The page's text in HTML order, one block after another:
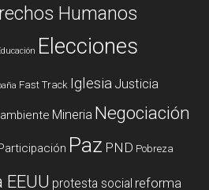
Humanos
Elecciones
Fast Track Iglesia Justicia
Mineria Negociación
Paz PND Pobreza
protesta social reforma